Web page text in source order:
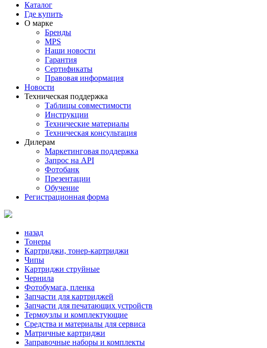
Каталог
Где купить
О марке
Бренды
MPS
Наши новости
Гарантия
Сертификаты
Правовая информация
Новости
Техническая поддержка
Таблицы совместимости
Инструкции
Технические материалы
Техническая консультация
Дилерам
Маркетинговая поддержка
Запрос на API
Фотобанк
Презентации
Обучение
Регистрационная форма
назад
Тонеры
Картриджи, тонер-картриджи
Чипы
Картриджи струйные
Чернила
Фотобумага, пленка
Запчасти для картриджей
Запчасти для печатающих устройств
Термоузлы и комплектующие
Средства и материалы для сервиса
Матричные картриджи
Заправочные наборы и комплекты